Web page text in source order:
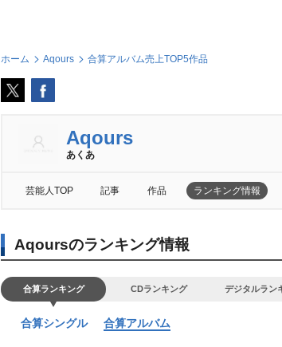
ホーム Aqours 合算アルバム売上TOP5作品
Aqours
あくあ
芸能人TOP 記事 作品 ランキング情報
Aqoursのランキング情報
合算ランキング CDランキング デジタルラン
合算シングル 合算アルバム